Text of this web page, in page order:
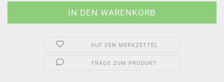
AUF DEN MERKZETTEL
FRAGE ZUM PRODUKT